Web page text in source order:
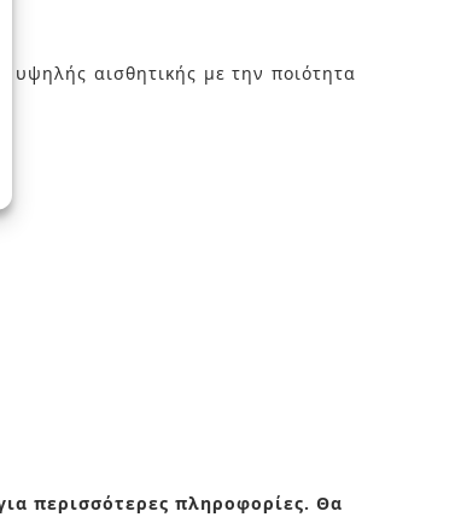
αισθητικής με την ποιότητα
περισσότερες πληροφορίες. Θα